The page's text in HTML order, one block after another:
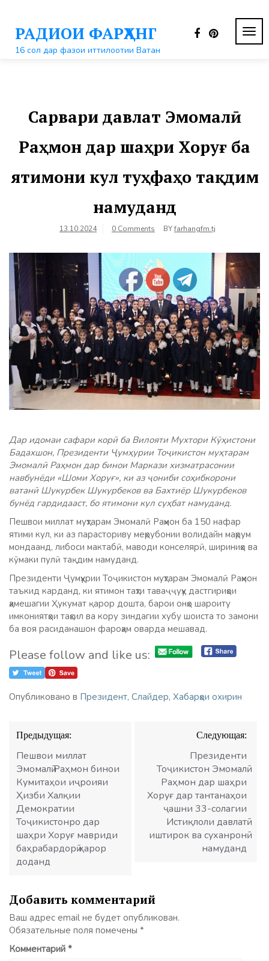
контентуРАДИОИ ФАРҲАНГ
16 сол дар фазои иттилоотии Ватан
Сарвари давлат Эмомалӣ
Раҳмон дар шаҳри Хоруғ ба
ятимони кул туҳфаҳо тақдим
намуданд
13.10.2024 0 Comments BYfarhangfm.tj
Дар идомаи сафари корӣ ба Вилояти Мухтори Кӯҳистони
Бадахшон, Президенти Ҷумҳурии Тоҷикистон муҳтарам
Эмомалӣ Раҳмон дар бинои Маркази хизматрасонии
навбунёди «Шоми Хоруғ», ки аз ҷониби соҳибкорони
ватанӣ Шукурбек Шукурбеков ва Бахтиёр Шукурбеков
бунёд гардидааст, бо ятимони кул суҳбат намуданд.
Пешвои миллат муҳтарам Эмомалӣ Раҳмон ба 150 нафар
ятими кул, ки аз парасториву меҳрубонии волидайн маҳрум
мондаанд, либоси мактабӣ, маводи конселярӣ, шириниҳо ва
кӯмаки пулӣ тақдим намуданд.
Президенти Ҷумҳурии Тоҷикистон муҳтарам Эмомалӣ Раҳмон
таъкид карданд, ки ятимон таҳти таваҷҷуҳу дастгириҳои
ҳамешагии Ҳукумат қарор дошта, барои онҳо шароиту
имкониятҳои таҳсил ва кору зиндагии хубу шоиста то замони
ба воя расиданашон фароҳам оварда мешавад.
Please follow and like us:
Опубликовано в Президент, Слайдер, Хабарҳои охирин
Навигация
по
записям
Предыдущая:
Пешвои миллат
Эмомалӣ Раҳмон бинои
Кумитаҳои иҷроияи
Ҳизби Халқии
Демократии
Тоҷикистонро дар
шаҳри Хоруғ мавриди
баҳрабардорӣ қарор
доданд
Следующая:
Президенти
Тоҷикистон Эмомалӣ
Раҳмон дар шаҳри
Хоруғ дар тантанаҳои
ҷашни 33-солагии
Истиқлоли давлатӣ
иштирок ва суханронӣ
намуданд
Добавить комментарий
Ваш адрес email не будет опубликован.
Обязательные поля помечены *
Комментарий *